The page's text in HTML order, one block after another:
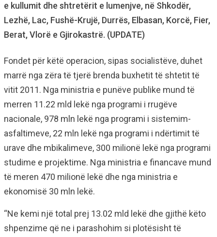
e kullumit dhe shtretërit e lumenjve, në Shkodër,
Lezhë, Lac, Fushë-Krujë, Durrës, Elbasan, Korcë, Fier,
Berat, Vlorë e Gjirokastrë. (UPDATE)
Fondet për këtë operacion, sipas socialistëve, duhet
marrë nga zëra të tjerë brenda buxhetit të shtetit të
vitit 2011. Nga ministria e punëve publike mund të
merren 11.22 mld lekë nga programi i rrugëve
nacionale, 978 mln lekë nga programi i sistemim-
asfaltimeve, 22 mln lekë nga programi i ndërtimit të
urave dhe mbikalimeve, 300 milionë lekë nga programi
studime e projektime. Nga ministria e financave mund
të meren 470 milionë lekë dhe nga ministria e
ekonomisë 30 mln lekë.
“Ne kemi një total prej 13.02 mld lekë dhe gjithë këto
shpenzime që ne i parashohim si plotësisht të